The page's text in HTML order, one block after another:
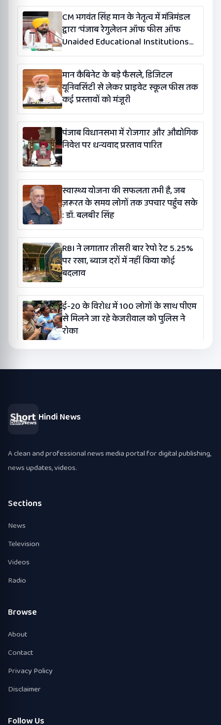
CM भगवंत सिंह मान के नेतृत्व में मंत्रिमंडल
द्वारा ‘पंजाब रेगुलेशन ऑफ फीस ऑफ
Unaided Educational Institutions
(संशोधन) विधेयक-2026’ पास
मान कैबिनेट के बड़े फैसले, डिजिटल
यूनिवर्सिटी से लेकर प्राइवेट स्कूल फीस तक
कई प्रस्तावों को मंजूरी
पंजाब विधानसभा में रोजगार और औद्योगिक
निवेश पर धन्यवाद प्रस्ताव पारित
स्वास्थ्य योजना की सफलता तभी है, जब
ज़रूरत के समय लोगों तक उपचार पहुँच सके
: डॉ. बलबीर सिंह
RBI ने लगातार तीसरी बार रेपो रेट 5.25%
पर रखा, ब्याज दरों में नहीं किया कोई
बदलाव
ई-20 के विरोध में 100 लोगों के साथ पीएम
से मिलने जा रहे केजरीवाल को पुलिस ने
रोका
Hindi News
A clean and professional news media portal for digital publishing,
news updates, videos.
Sections
News
Television
Videos
Radio
Browse
About
Contact
Privacy Policy
Disclaimer
Follow Us